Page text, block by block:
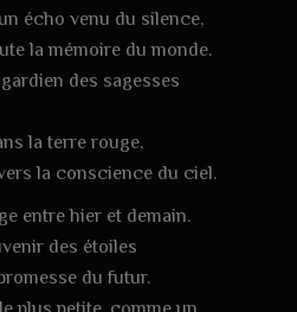
écho venu du silence,
la mémoire du monde.
des sagesses
la terre rouge,
la conscience du ciel.
entre hier et demain.
des étoiles
du futur.